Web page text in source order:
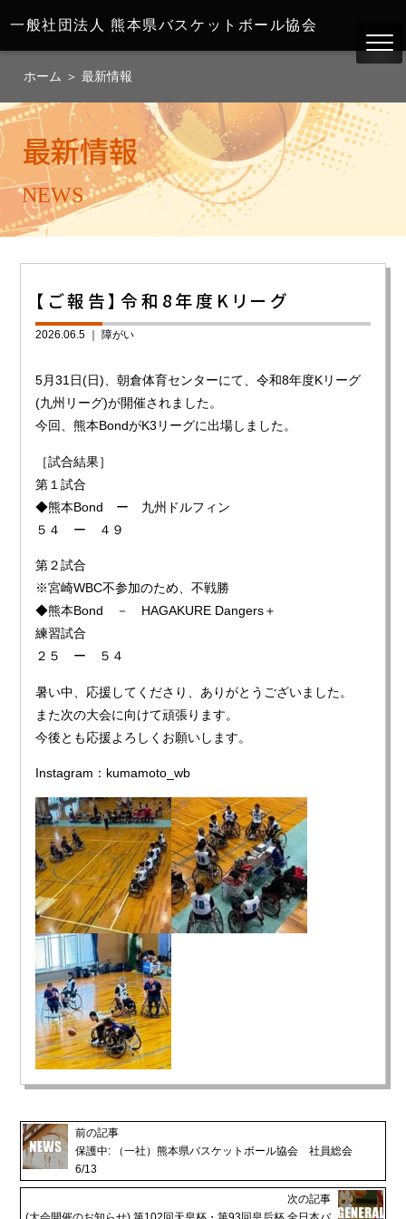
一般社団法人 熊本県バスケットボール協会
ホーム ＞ 最新情報
最新情報
NEWS
【ご報告】令和8年度Kリーグ
2026.06.5 ｜ 障がい
5月31日(日)、朝倉体育センターにて、令和8年度Kリーグ
(九州リーグ)が開催されました。
今回、熊本BondがK3リーグに出場しました。
［試合結果］
第１試合
◆熊本Bond ー 九州ドルフィン
５４ ー ４９
第２試合
※宮崎WBC不参加のため、不戦勝
◆熊本Bond － HAGAKURE Dangers＋
練習試合
２５ ー ５４
暑い中、応援してくださり、ありがとうございました。
また次の大会に向けて頑張ります。
今後とも応援よろしくお願いします。
Instagram：kumamoto_wb
前の記事
保護中: （一社）熊本県バスケットボール協会 社員総会
6/13
次の記事